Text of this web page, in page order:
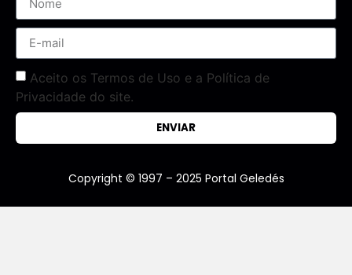
Aceito os Termos de Uso e a Política de
Privacidade do site.
ENVIAR
Copyright © 1997 – 2025 Portal Geledés